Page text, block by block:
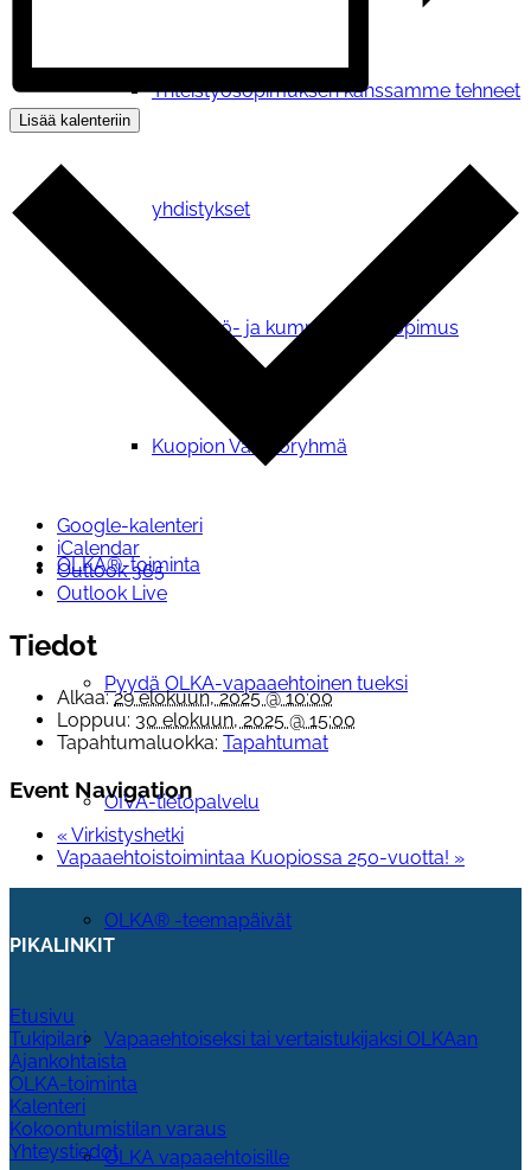
Yhteistyosopimuksen kanssamme tehneet
yhdistykset
Yhteistyö- ja kumppanuussopimus
Kuopion Valikkoryhmä
OLKA®-toiminta
Pyydä OLKA-vapaaehtoinen tueksi
OIVA-tietopalvelu
OLKA® -teemapäivät
Vapaaehtoiseksi tai vertaistukijaksi OLKAan
OLKA vapaaehtoisille
Lisää kalenteriin
Google-kalenteri
iCalendar
Outlook 365
Outlook Live
Tiedot
Alkaa: 29 elokuun, 2025 @ 10:00
Loppuu: 30 elokuun, 2025 @ 15:00
Tapahtumaluokka: Tapahtumat
Event Navigation
«Virkistyshetki
Vapaaehtoistoimintaa Kuopiossa 250-vuotta! »
PIKALINKIT
Etusivu
Tukipilari
Ajankohtaista
OLKA-toiminta
Kalenteri
Kokoontumistilan varaus
Yhteystiedot